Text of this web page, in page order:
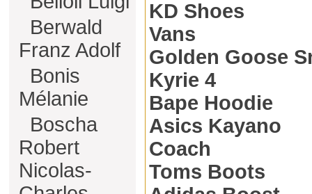
Berwald
Franz Adolf
Bonis
Mélanie
Boscha
Robert
Nicolas-
KD Shoes
Vans
Golden Goose
Kyrie 4
Bape Hoodie
Asics Kayano
Coach
Toms Boots